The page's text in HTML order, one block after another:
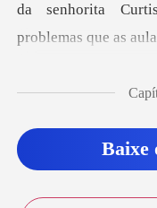
Baixar App
da senh
Baixe